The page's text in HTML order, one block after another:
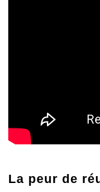
La peur de